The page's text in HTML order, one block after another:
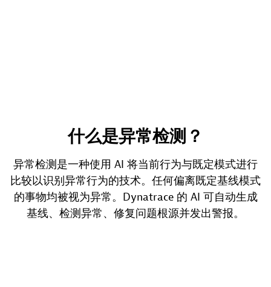
什么是异常检测？
异常检测是一种使用 AI 将当前行为与既定模式进行
比较以识别异常行为的技术。任何偏离既定基线模式
的事物均被视为异常。Dynatrace 的 AI 可自动生成
基线、检测异常、修复问题根源并发出警报。